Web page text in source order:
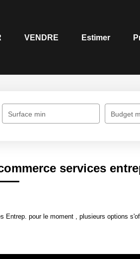
VENDRE Estimer
Surface min Budget
services
Entrep. pour le moment , plusieurs options